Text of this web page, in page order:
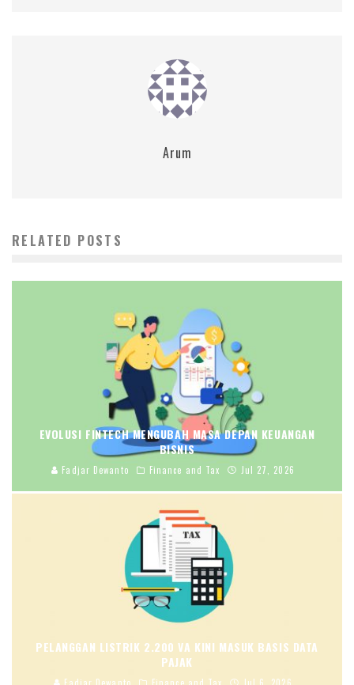
Arum
RELATED POSTS
EVOLUSI FINTECH MENGUBAH MASA DEPAN KEUANGAN
BISNIS
Fadjar Dewanto Finance and Tax Jul 27, 2026
PELANGGAN LISTRIK 2.200 VA KINI MASUK BASIS DATA
PAJAK
Fadjar Dewanto Finance and Tax Jul 6, 2026